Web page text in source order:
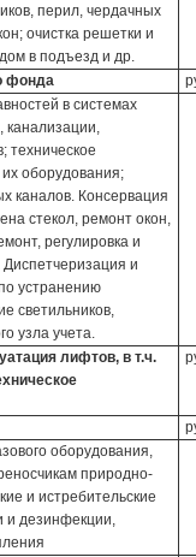
перил, чердачных
очистка решетки и
в подъезд и др.
фонда
в системах
канализации,
техническое
оборудования;
каналов. Консервация
стекол, ремонт окон,
регулировка и
и
устранению
светильников,
узла учета.
лифтов, в т.ч.
оборудования,
природно-
и истребительские
и дезинфекции,